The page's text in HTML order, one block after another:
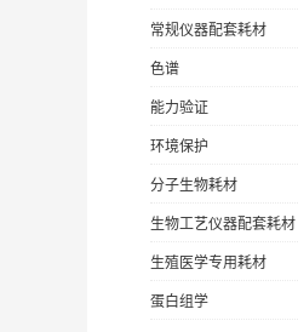
常规仪器配套耗材
色谱
能力验证
环境保护
分子生物耗材
生物工艺仪器配套耗材
生殖医学专用耗材
蛋白组学